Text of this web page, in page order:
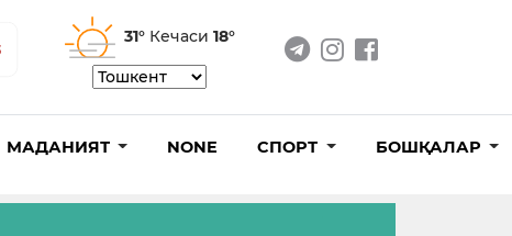
31° Кечаси 18°
МАДАНИЯТ NONE СПОРТ БОШҚАЛАР